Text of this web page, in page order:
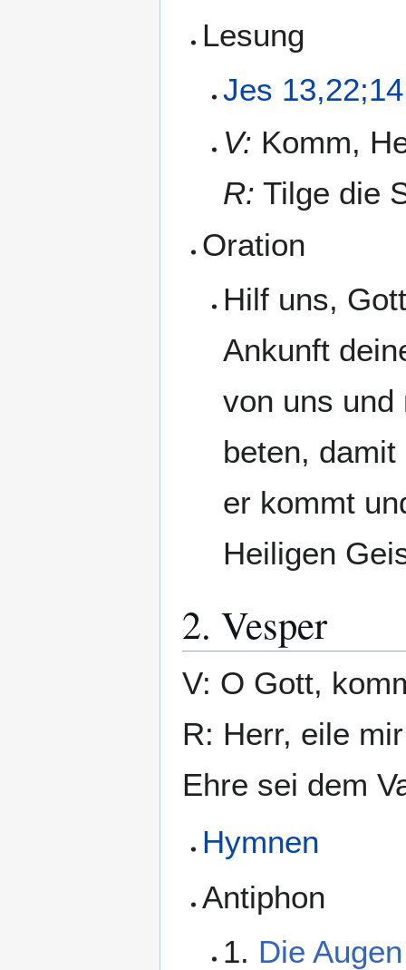
Lesung
Jes
V: Komm,
R: Tilge die
Oration
Hilf uns,
Ankunft
von uns und
beten,
er kommt
Heiligen
2. Vesper
V: O Gott,
R: Herr, eile
Ehre sei dem
Hymnen
Antiphon
1. Die